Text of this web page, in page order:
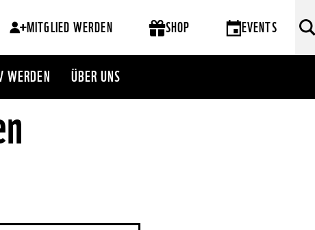
MITGLIED WERDEN SHOP EVENTS
WERDEN ÜBER UNS